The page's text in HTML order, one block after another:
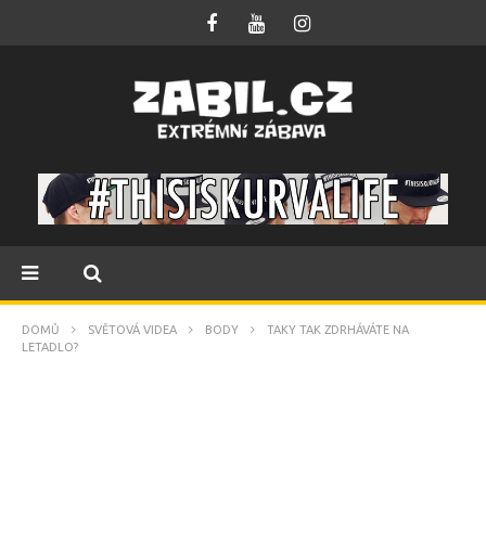
DOMŮ SVĚTOVÁ VIDEA BODY
TAKY TAK ZDRHÁVÁTE NA
LETADLO?